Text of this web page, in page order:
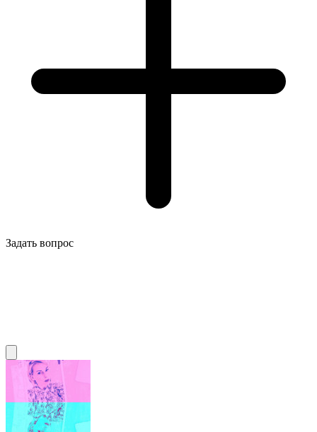
Задать вопрос